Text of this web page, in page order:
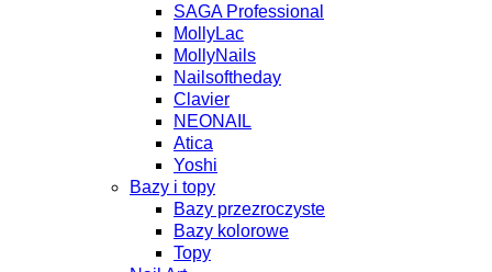
SAGA Professional
MollyLac
MollyNails
Nailsoftheday
Clavier
NEONAIL
Atica
Yoshi
Bazy i topy
Bazy przezroczyste
Bazy kolorowe
Topy